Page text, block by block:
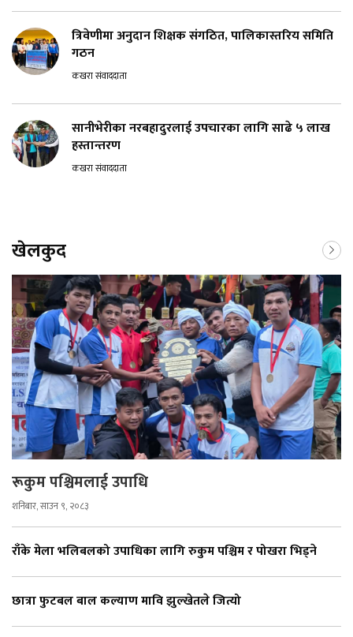
त्रिवेणीमा अनुदान शिक्षक संगठित, पालिकास्तरिय समिति
गठन
कखरा संवाददाता
सानीभेरीका नरबहादुरलाई उपचारका लागि साढे ५ लाख
हस्तान्तरण
कखरा संवाददाता
खेलकुद
रूकुम पश्चिमलाई उपाधि
शनिबार, साउन ९, २०८३
राँके मेला भलिबलको उपाधिका लागि रुकुम पश्चिम र पोखरा भिड्ने
छात्रा फुटबल बाल कल्याण मावि झुल्खेतले जित्यो